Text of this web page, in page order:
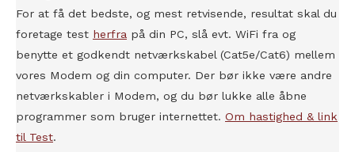
For at få det bedste, og mest retvisende, resultat skal du
foretage test herfra på din PC, slå evt. WiFi fra og
benytte et godkendt netværkskabel (Cat5e/Cat6) mellem
vores Modem og din computer. Der bør ikke være andre
netværkskabler i Modem, og du bør lukke alle åbne
programmer som bruger internettet. Om hastighed & link
til Test.